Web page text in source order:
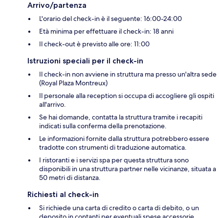
Arrivo/partenza
L'orario del check-in è il seguente: 16:00-24:00
Età minima per effettuare il check-in: 18 anni
Il check-out è previsto alle ore: 11:00
Istruzioni speciali per il check-in
Il check-in non avviene in struttura ma presso un'altra sede
(Royal Plaza Montreux)
Il personale alla reception si occupa di accogliere gli ospiti
all'arrivo.
Se hai domande, contatta la struttura tramite i recapiti
indicati sulla conferma della prenotazione.
Le informazioni fornite dalla struttura potrebbero essere
tradotte con strumenti di traduzione automatica.
I ristoranti e i servizi spa per questa struttura sono
disponibili in una struttura partner nelle vicinanze, situata a
50 metri di distanza.
Richiesti al check-in
Si richiede una carta di credito o carta di debito, o un